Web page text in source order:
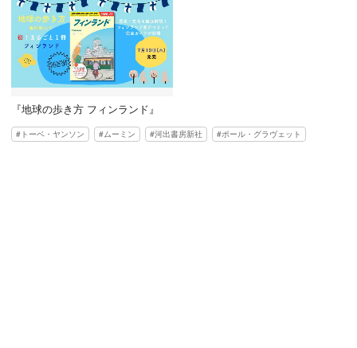
『地球の歩き方 フィンランド』
トーベ・ヤンソン ムーミン 河出書房新社 ポール・グラヴェット